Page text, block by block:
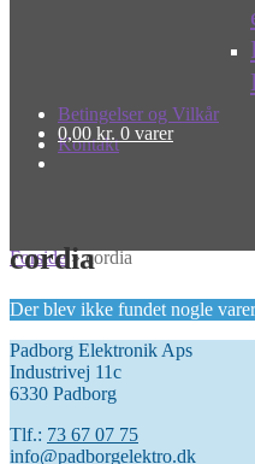
Betingelser og Vilkår
Kontakt
0,00 kr. 0 varer
Forside»cordia
cordia
Der blev ikke fundet nogle
Padborg Elektronik Aps
Industrivej 11c
6330 Padborg
Tlf.: 73 67 07 75
info@padborgelektro.dk